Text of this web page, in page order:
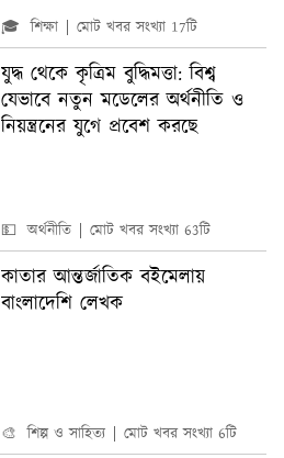
🎓 শিক্ষা মোট খবর সংখ্যা 17টি
যুদ্ধ থেকে কৃত্রিম বুদ্ধিমত্তা: বিশ্ব
যেভাবে নতুন মডেলের অর্থনীতি ও
নিয়ন্ত্রনের যুগে প্রবেশ করছে
💵 অর্থনীতি মোট খবর সংখ্যা 63টি
কাতার আন্তর্জাতিক বইমেলায়
বাংলাদেশি লেখক
🎨 শিল্প ও সাহিত্য মোট খবর সংখ্যা 6টি